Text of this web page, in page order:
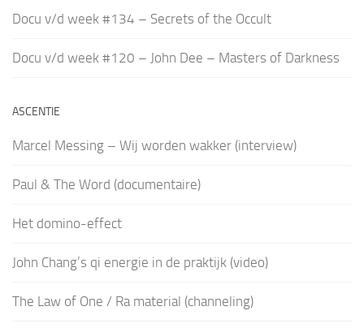
Docu v/d week #134 – Secrets of the Occult
Docu v/d week #120 – John Dee – Masters of Darkness
ASCENTIE
Marcel Messing – Wij worden wakker (interview)
Paul & The Word (documentaire)
Het domino-effect
John Chang’s qi energie in de praktijk (video)
The Law of One / Ra material (channeling)